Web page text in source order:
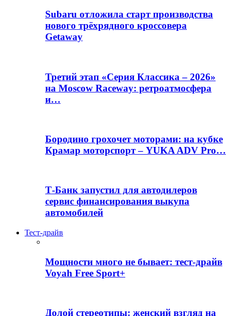
Subaru отложила старт производства
нового трёхрядного кроссовера
Getaway
Третий этап «Серия Классика – 2026»
на Moscow Raceway: ретроатмосфера
и…
Бородино грохочет моторами: на кубке
Крамар моторспорт – YUKA ADV Pro…
Т-Банк запустил для автодилеров
сервис финансирования выкупа
автомобилей
Тест-драйв
Мощности много не бывает: тест-драйв
Voyah Free Sport+
Долой стереотипы: женский взгляд на